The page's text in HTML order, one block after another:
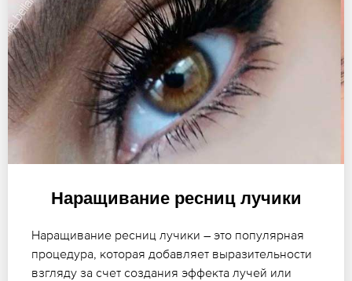
Наращивание ресниц лучики
Наращивание ресниц лучики – это популярная
процедура, которая добавляет выразительности
взгляду за счет создания эффекта лучей или